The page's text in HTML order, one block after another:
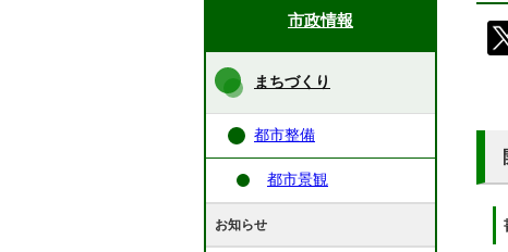
市政情報
まちづくり
都市整備
都市景観
お知らせ